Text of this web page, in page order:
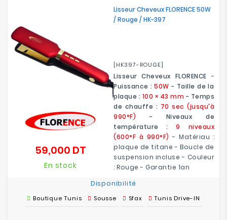
Lisseur Cheveux FLORENCE 50W
/ Rouge / HK-397
[HK397-ROUGE]
Lisseur Cheveux FLORENCE -
Puissance :50W - Taille de la
plaque : 100 × 43 mm - Temps
de chauffe : 70 sec (jusqu'à
990°F) - Niveaux de
température : 9 niveaux
(600°F à 990°F) - Matériau :
plaque de titane - Boucle de
suspension incluse - Couleur
: Rouge - Garantie 1an
59,000 DT
En stock
Disponibilité
Boutique Tunis Sousse Sfax Tunis Drive-IN